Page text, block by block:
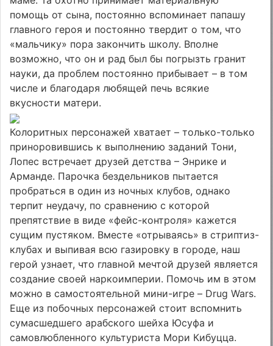
помощь от сына, постоянно вспоминает папашу
главного героя и постоянно твердит о том, что
«мальчику» пора закончить школу. Вполне
возможно, что он и рад был бы погрызть гранит
науки, да проблем постоянно прибывает – в том
числе и благодаря любящей печь всякие
вкусности матери.
Колоритных персонажей хватает – только-только
приноровившись к выполнению заданий Тони,
Лопес встречает друзей детства – Энрике и
Арманде. Парочка бездельников пытается
пробраться в один из ночных клубов, однако
терпит неудачу, по сравнению с которой
препятствие в виде «фейс-контроля» кажется
сущим пустяком. Вместе «отрываясь» в стриптиз-
клубах и выпивая всю газировку в городе, наш
герой узнает, что главной мечтой друзей является
создание своей наркоимперии. Помочь им в этом
можно в самостоятельной мини-игре – Drug Wars.
Еще из побочных персонажей стоит вспомнить
сумасшедшего арабского шейха Юсуфа и
самовлюбленного культуриста Мори Кибуцца.